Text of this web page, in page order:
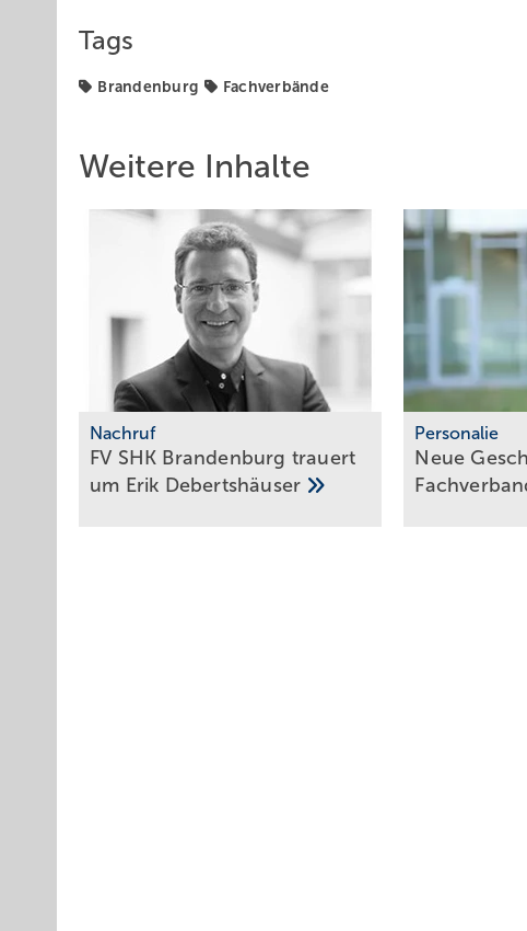
Tags
Brandenburg Fachverbände
Weitere Inhalte
Nachruf
FV SHK Bran­den­burg trau­ert
um Erik De­berts­häu­ser
Personalie
Neue